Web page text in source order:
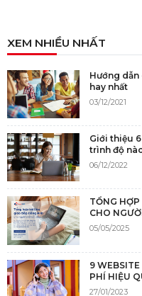
XEM NHIỀU NHẤT
Hướng
hay nhất
03/12/2021
Giới thiệu
trình độ
06/12/2022
TỔNG
CHO
05/05/2025
9
PHÍ HIỆU
27/01/2023